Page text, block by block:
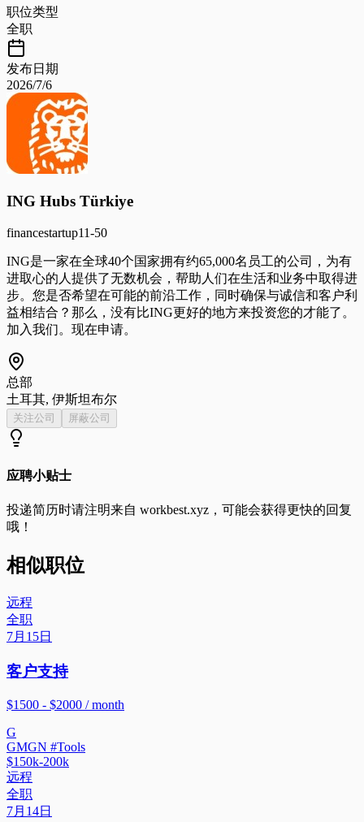
职位类型
全职
发布日期
2026/7/6
ING Hubs Türkiye
financestartup11-50
ING是一家在全球40个国家拥有约65,000名员工的公司，为有
进取心的人提供了无数机会，帮助人们在生活和业务中取得进
步。您是否希望在可能的前沿工作，同时确保与诚信和客户利
益相结合？那么，没有比ING更好的地方来投资您的才能了。
加入我们。现在申请。
总部
土耳其, 伊斯坦布尔
关注公司 屏蔽公司
应聘小贴士
投递简历时请注明来自 workbest.xyz ，可能会获得更快的回复
哦！
相似职位
远程
全职
7月15日
客户支持
$1500 - $2000 / month
G
GMGN #Tools
$150k-200k
远程
全职
7月14日